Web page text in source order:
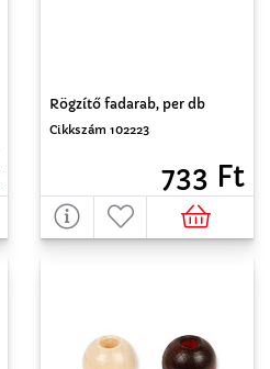
Rögzítő fadarab, per db
Cikkszám 102223
733 Ft